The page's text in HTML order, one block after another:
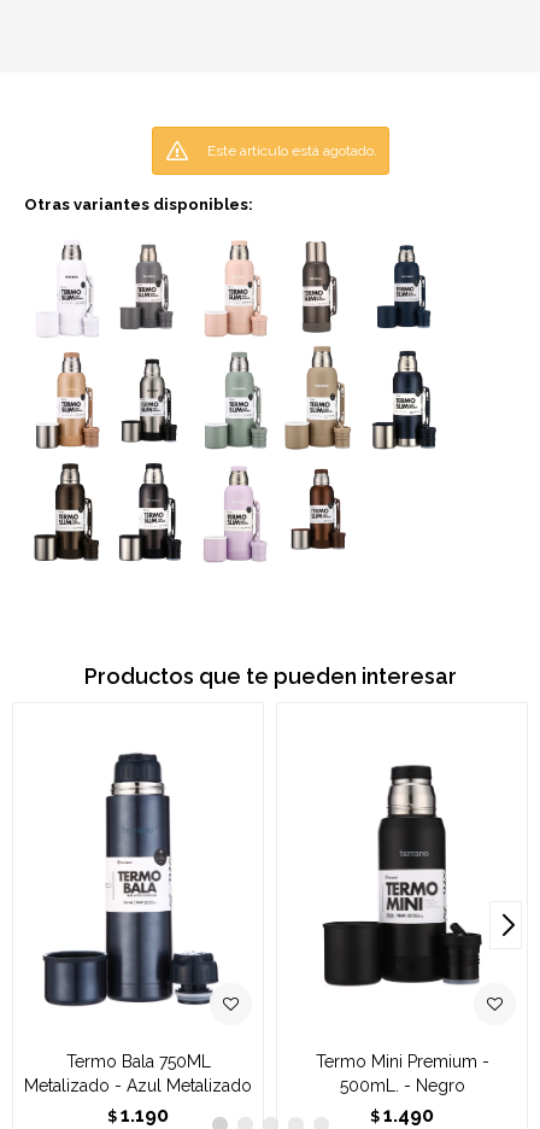
Este artículo está agotado.
Otras variantes disponibles:
Productos que te pueden interesar
Termo Bala 750ML
Metalizado - Azul Metalizado
$ 1.190
Termo Mini Premium -
500mL. - Negro
$ 1.490